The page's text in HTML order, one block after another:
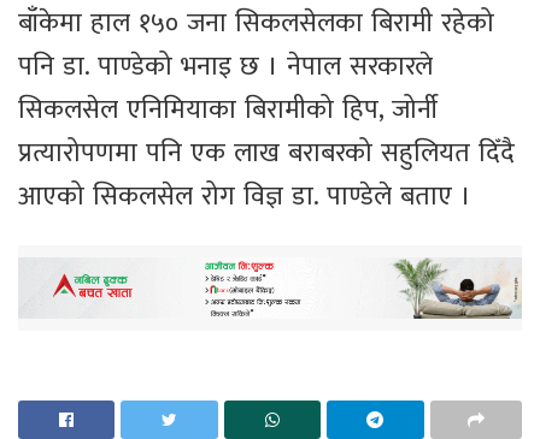
बाँकेमा हाल १५० जना सिकलसेलका बिरामी रहेको
पनि डा. पाण्डेको भनाइ छ । नेपाल सरकारले
सिकलसेल एनिमियाका बिरामीको हिप, जोर्नी
प्रत्यारोपणमा पनि एक लाख बराबरको सहुलियत दिँदै
आएको सिकलसेल रोग विज्ञ डा. पाण्डेले बताए ।